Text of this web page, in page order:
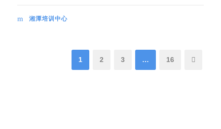
湘潭培训中心
1 2 3 … 16